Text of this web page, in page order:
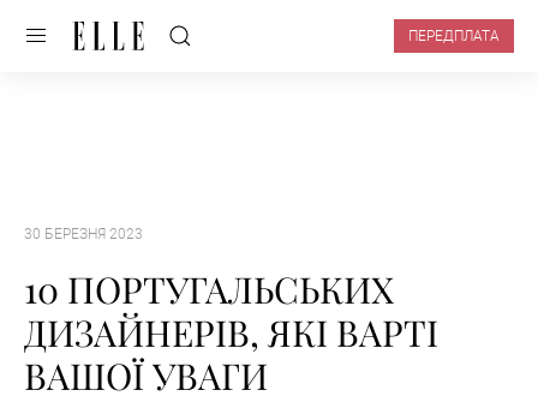
ПЕРЕДПЛАТА
30 БЕРЕЗНЯ 2023
​​10 ПОРТУГАЛЬСЬКИХ
ДИЗАЙНЕРІВ, ЯКІ ВАРТІ
ВАШОЇ УВАГИ